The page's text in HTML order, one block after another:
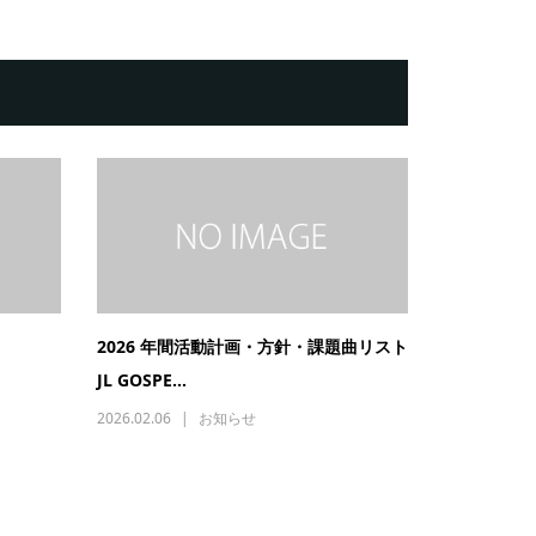
2026 年間活動計画・方針・課題曲リスト
JL GOSPE...
2026.02.06 お知らせ